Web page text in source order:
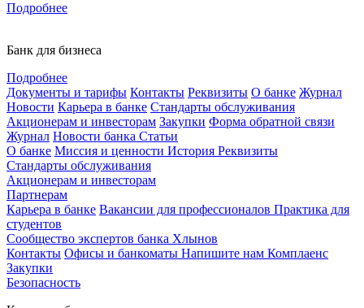
Подробнее
Банк для бизнеса
Подробнее
Документы и тарифы Контакты Реквизиты О банке Журнал
Новости Карьера в банке Стандарты обслуживания
Акционерам и инвесторам Закупки Форма обратной связи
Журнал Новости банка Статьи
О банке Миссия и ценности История Реквизиты
Стандарты обслуживания
Акционерам и инвесторам
Партнерам
Карьера в банке Вакансии для профессионалов Практика для
студентов
Сообщество экспертов банка Хлынов
Контакты Офисы и банкоматы Напишите нам Комплаенс
Закупки
Безопасность